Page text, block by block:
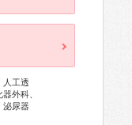
人工透
外科、
泌尿器